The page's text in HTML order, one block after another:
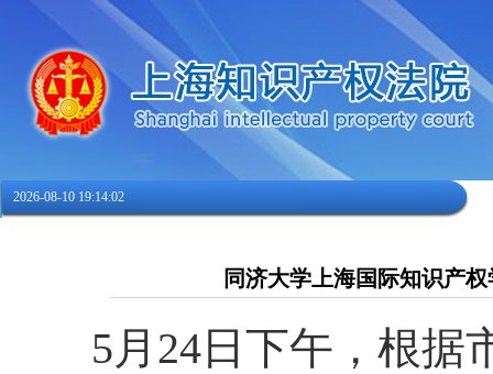
2026-08-10 19:14:02
同济大学上海国际知识产
5月 24 日下午，根据